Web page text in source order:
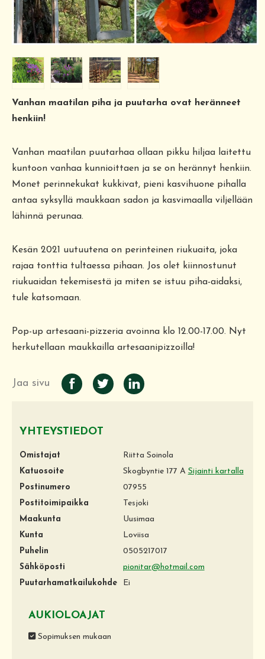
Vanhan maatilan piha ja puutarha ovat heränneet
henkiin!
Vanhan maatilan puutarhaa ollaan pikku hiljaa laitettu
kuntoon vanhaa kunnioittaen ja se on herännyt henkiin.
Monet perinnekukat kukkivat, pieni kasvihuone pihalla
antaa syksyllä maukkaan sadon ja kasvimaalla viljellään
lähinnä perunaa.
Kesän 2021 uutuutena on perinteinen riukuaita, joka
rajaa tonttia tultaessa pihaan. Jos olet kiinnostunut
riukuaidan tekemisestä ja miten se istuu piha-aidaksi,
tule katsomaan.
Pop-up artesaani-pizzeria avoinna klo 12.00-17.00. Nyt
herkutellaan maukkailla artesaanipizzoilla!
Jaa sivu
YHTEYSTIEDOT
Omistajat
Riitta Soinola
Katuosoite
Skogbyntie 177 A Sijainti kartalla
Postinumero
07955
Postitoimipaikka
Tesjoki
Maakunta
Uusimaa
Kunta
Loviisa
Puhelin
0505217017
Sähköposti
pionitar@hotmail.com
Puutarhamatkailukohde
Ei
AUKIOLOAJAT
Sopimuksen mukaan